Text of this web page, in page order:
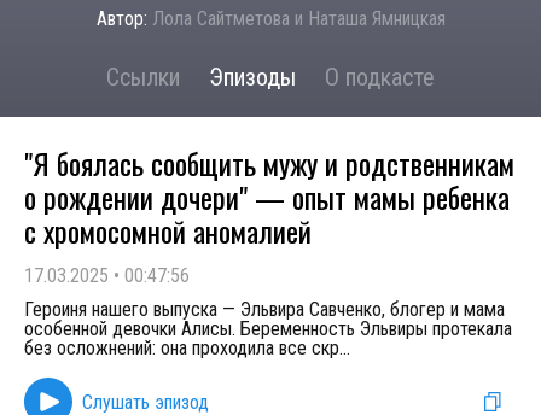
Автор: Лола Сайтметова и Наташа Ямницкая
Ссылки Эпизоды О подкасте
"Я боялась сообщить мужу и родственникам
о рождении дочери" — опыт мамы ребенка
с хромосомной аномалией
17.03.2025 • 00:47:56
Героиня нашего выпуска — Эльвира Савченко, блогер и мама
особенной девочки Алисы. Беременность Эльвиры протекала
без осложнений: она проходила все скр...
Слушать эпизод